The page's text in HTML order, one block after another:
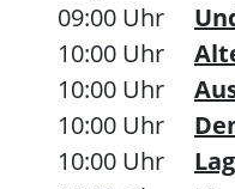
09:00 Uhr
10:00 Uhr
10:00 Uhr
10:00 Uhr
10:00 Uhr